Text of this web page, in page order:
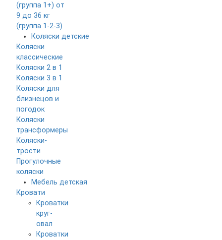
(группа 1+) от
9 до 36 кг
(группа 1-2-3)
Коляски детские
Коляски
классические
Коляски 2 в 1
Коляски 3 в 1
Коляски для
близнецов и
погодок
Коляски
трансформеры
Коляски-
трости
Прогулочные
коляски
Мебель детская
Кровати
Кроватки
круг-
овал
Кроватки